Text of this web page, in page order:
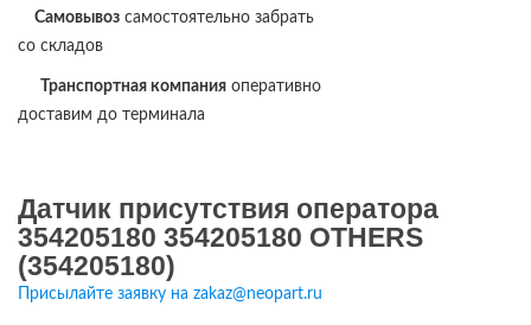
Самовывоз самостоятельно забрать
со складов
Транспортная компания оперативно
доставим до терминала
Датчик присутствия оператора
354205180 354205180 OTHERS
(354205180)
Присылайте заявку на zakaz@neopart.ru